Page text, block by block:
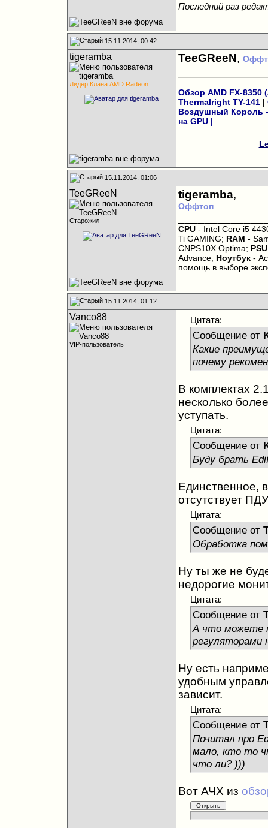
Последний раз
15.11.2014, 00:42
tigeramba
Лидер Клана AMD Radeon
TeeGReeN,
Обзор AMD FX-8350
Thermalright TY-141|
Воздушный Король
на GPU|
15.11.2014, 01:06
TeeGReeN
Старожил
tigeramba,
Оффтоп
CPU- Intel Core i5
Ti GAMING; RAM -
CNPS10X Optima; PSU
Advance; Ноутбук-
помощь в выборе
15.11.2014, 01:12
Vanco88
VIP-пользователь
Цитата:
Сообщение от
Какие
почему
В комплектах
несколько
уступать.
Цитата:
Сообщение от
Буду брать
Единственное,
отсутствует
Цитата:
Сообщение от
Обработка
Ну ты же не
недорогие
Цитата:
Сообщение от
А что можете
регуляторами
Ну есть
удобным
зависит.
Цитата:
Сообщение от
Почитал про
мало, кто то
что ли? )))
Вот АЧХ из